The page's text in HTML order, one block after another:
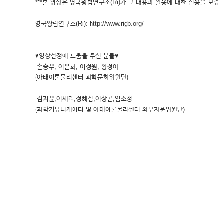
***본 영상은 영국왕립연구소(Ri)가 그 내용과 활용에 대한 신용을 보
영국왕립연구소(Ri): http://www.rigb.org/
♥영상선정에 도움을 주신 분들♥
:손승우, 이은희, 이정원, 황정아
(아태이론물리센터 과학문화위원단)
:김지윤,이세리,정혜심,이상곤,임소정
(과학커뮤니케이터 및 아태이론물리센터 외부자문위원단)